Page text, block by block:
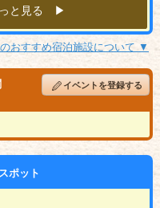
っと見る ▶︎
おすすめ宿泊施設について ▼
イベントを登録する
ポット